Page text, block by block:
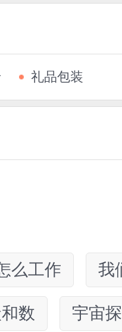
礼品包装
么工作 我
数 宇宙